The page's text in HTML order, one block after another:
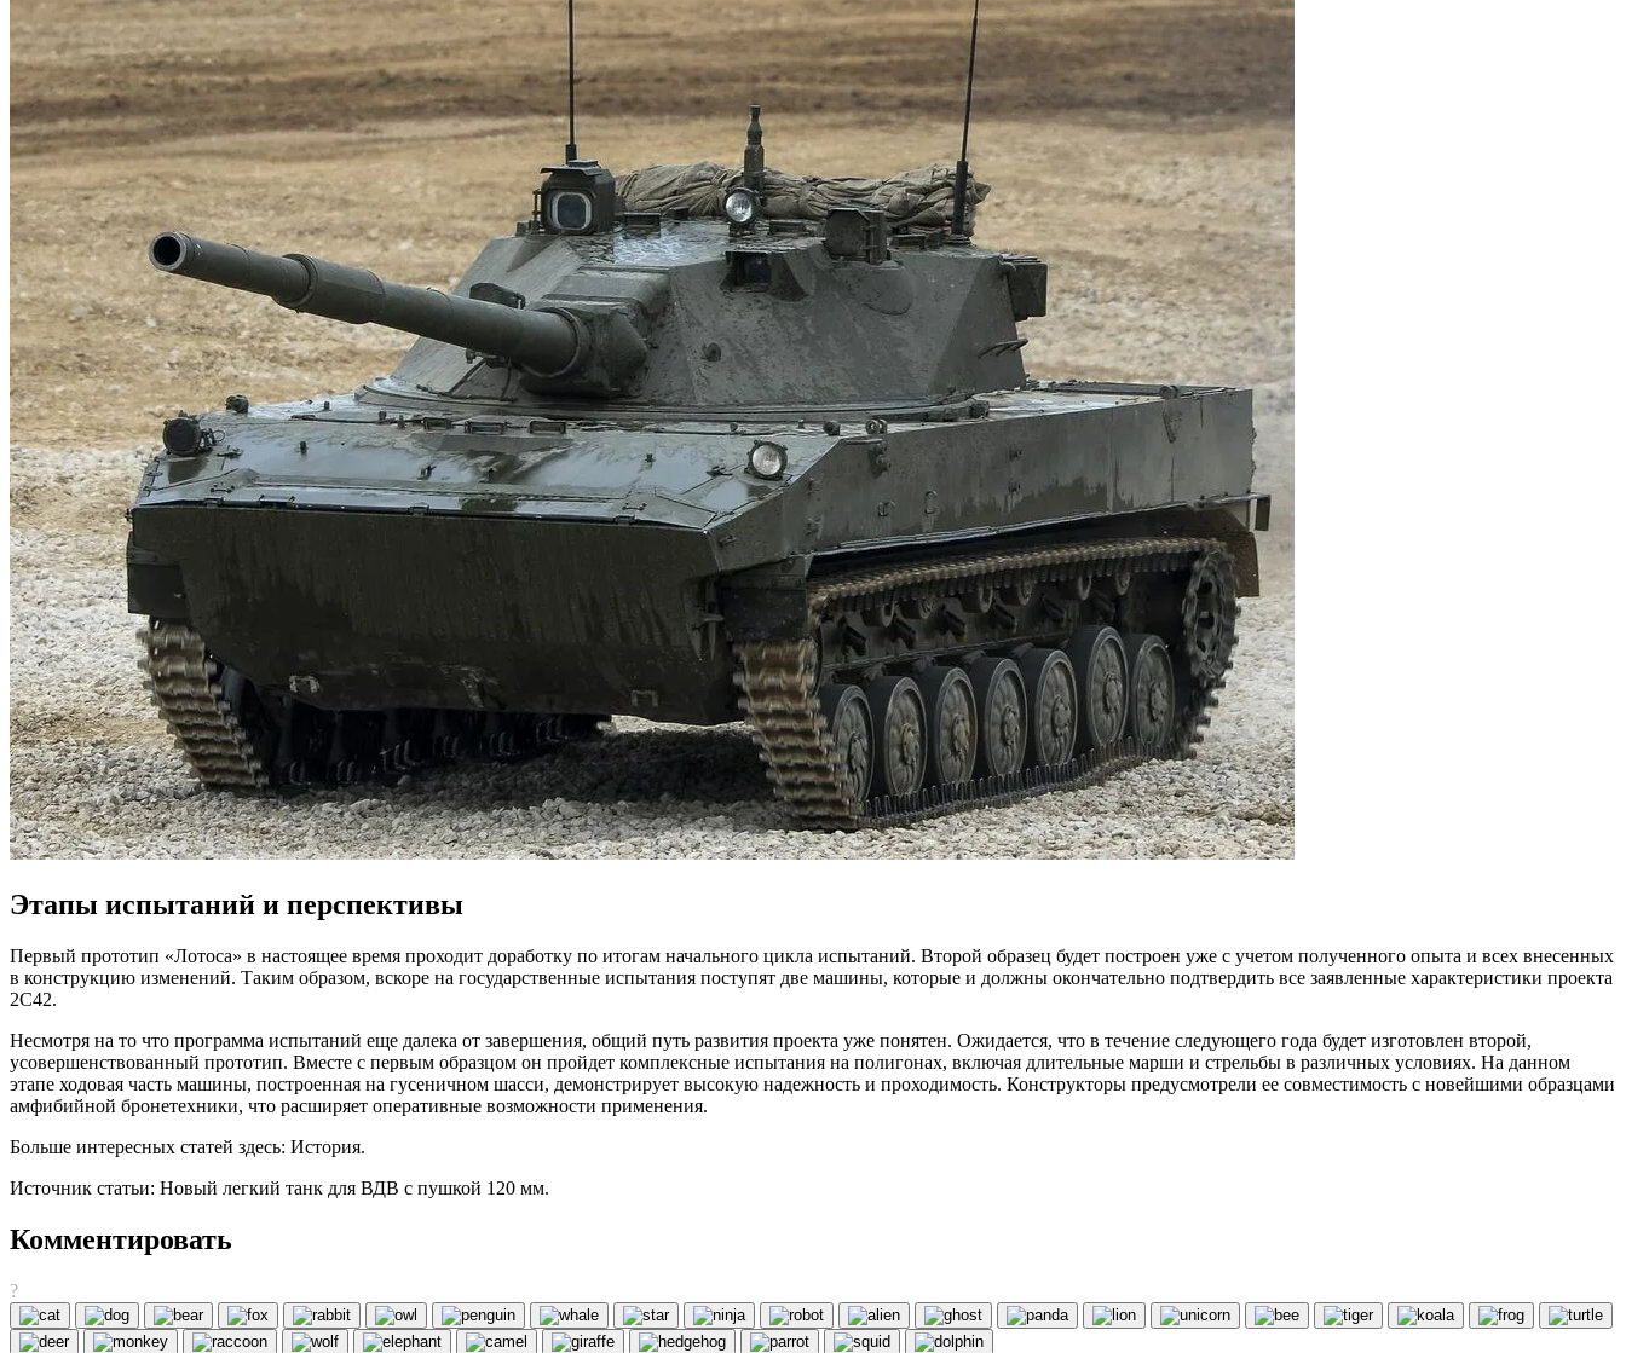
Этапы испытаний и перспективы
Первый прототип «Лотоса» в настоящее время проходит доработку по итогам начального цикла испытаний. Второй образец будет построен уже с учетом полученного опыта и всех внесенных
в конструкцию изменений. Таким образом, вскоре на государственные испытания поступят две машины, которые и должны окончательно подтвердить все заявленные характеристики проекта
2С42.
Несмотря на то что программа испытаний еще далека от завершения, общий путь развития проекта уже понятен. Ожидается, что в течение следующего года будет изготовлен второй,
усовершенствованный прототип. Вместе с первым образцом он пройдет комплексные испытания на полигонах, включая длительные марши и стрельбы в различных условиях. На данном
этапе ходовая часть машины, построенная на гусеничном шасси, демонстрирует высокую надежность и проходимость. Конструкторы предусмотрели ее совместимость с новейшими образцами
амфибийной бронетехники, что расширяет оперативные возможности применения.
Больше интересных статей здесь: История.
Источник статьи: Новый легкий танк для ВДВ с пушкой 120 мм.
Комментировать
?